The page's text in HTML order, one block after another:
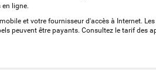
ligne.
et votre fournisseur d'accès à Internet.
peuvent être payants. Consultez le tarif des